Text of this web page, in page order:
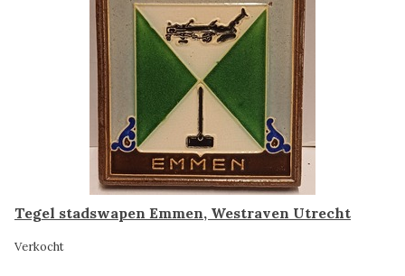
Tegel stadswapen Emmen, Westraven Utrecht
Verkocht